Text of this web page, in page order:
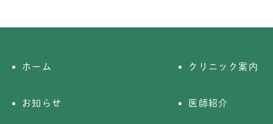
ホーム クリニック案内
お知らせ 医師紹介